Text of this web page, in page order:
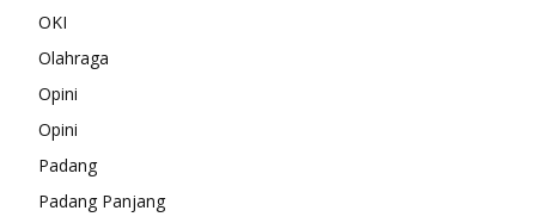
OKI
Olahraga
Opini
Opini
Padang
Padang Panjang